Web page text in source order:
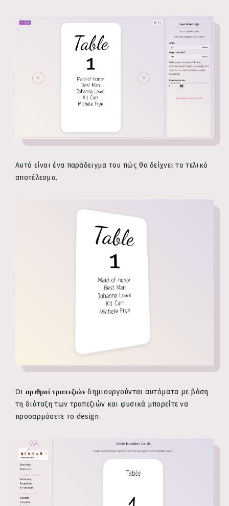
Αυτό είναι ένα παράδειγμα του πώς θα δείχνει το τελικό
αποτέλεσμα.
Οι αριθμοί τραπεζιών δημιουργούνται αυτόματα με βάση
τη διάταξη των τραπεζιών και φυσικά μπορείτε να
προσαρμόσετε το design.